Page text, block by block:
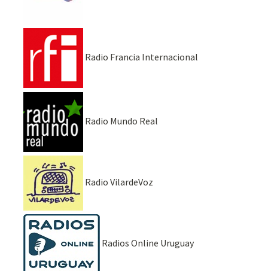
Radio Francia Internacional
Radio Mundo Real
Radio VilardeVoz
Radios Online Uruguay